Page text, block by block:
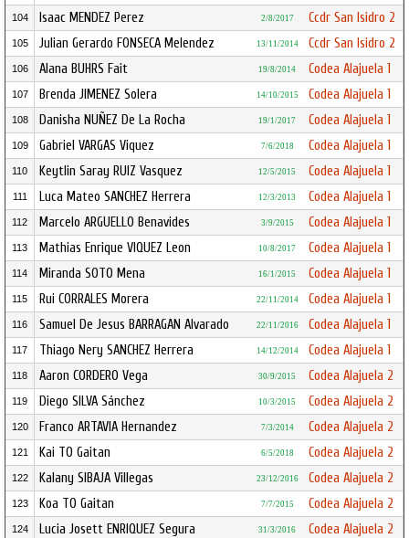
104 Isaac MENDEZ Perez 2/8/2017 Ccdr San Isidro 2
105 Julian Gerardo FONSECA Melendez 13/11/2014 Ccdr San Isidro 2
106 Alana BUHRS Fait 19/8/2014 Codea Alajuela 1
107 Brenda JIMENEZ Solera 14/10/2015 Codea Alajuela 1
108 Danisha NUÑEZ De La Rocha 19/1/2017 Codea Alajuela 1
109 Gabriel VARGAS Viquez 7/6/2018 Codea Alajuela 1
110 Keytlin Saray RUIZ Vasquez 12/5/2015 Codea Alajuela 1
111 Luca Mateo SANCHEZ Herrera 12/3/2013 Codea Alajuela 1
112 Marcelo ARGUELLO Benavides 3/9/2015 Codea Alajuela 1
113 Mathias Enrique VIQUEZ Leon 10/8/2017 Codea Alajuela 1
114 Miranda SOTO Mena 16/1/2015 Codea Alajuela 1
115 Rui CORRALES Morera 22/11/2014 Codea Alajuela 1
116 Samuel De Jesus BARRAGAN Alvarado 22/11/2016 Codea Alajuela 1
117 Thiago Nery SANCHEZ Herrera 14/12/2014 Codea Alajuela 1
118 Aaron CORDERO Vega 30/9/2015 Codea Alajuela 2
119 Diego SILVA Sánchez 10/3/2015 Codea Alajuela 2
120 Franco ARTAVIA Hernandez 7/3/2014 Codea Alajuela 2
121 Kai TO Gaitan 6/5/2018 Codea Alajuela 2
122 Kalany SIBAJA Villegas 23/12/2016 Codea Alajuela 2
123 Koa TO Gaitan 7/7/2015 Codea Alajuela 2
124 Lucia Josett ENRIQUEZ Segura 31/3/2016 Codea Alajuela 2